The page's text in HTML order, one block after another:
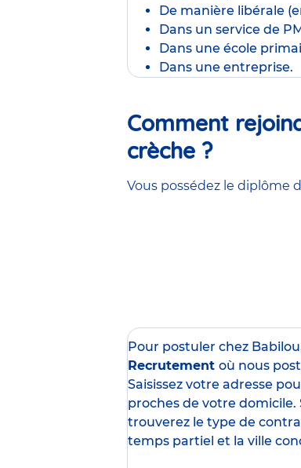
De manière libérale
Dans un service de
Dans une école
Dans une entreprise.
Comment
crèche ?
Vous possédez le diplôme
Pour postuler chez
Recrutement où nous
Saisissez votre adresse
proches de votre
trouverez le type de
temps partiel et la ville